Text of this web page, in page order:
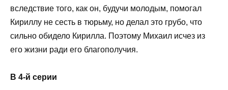
вследствие того, как он, будучи молодым, помогал
Кириллу не сесть в тюрьму, но делал это грубо, что
сильно обидело Кирилла. Поэтому Михаил исчез из
его жизни ради его благополучия.
В 4-й серии